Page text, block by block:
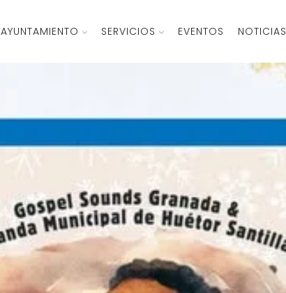
AYUNTAMIENTO SERVICIOS EVENTOS NOTICIAS